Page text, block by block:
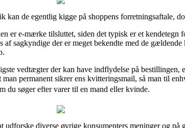
de egentlig kigge på shoppens forretningsaftale,
er e-mærke tilsluttet, siden det typisk er et
af sagkyndige der er meget bekendte med de
vedtægter der kan have indflydelse på bestillingen,
permanent sikrer ens kvitteringsmail, så man til
du søger efter varer til en mand eller kvinde.
diverse øvrige konsumenters meninger og på